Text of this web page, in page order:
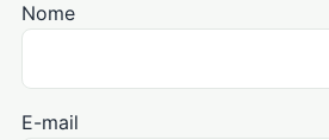
Nome
E-mail